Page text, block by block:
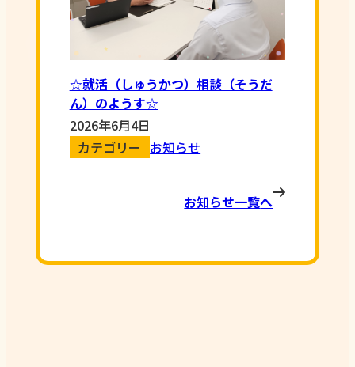
☆就活（しゅうかつ）相談（そうだ
ん）のようす☆
2026年6月4日
カテゴリー お知らせ
お知らせ一覧へ
グ
プ